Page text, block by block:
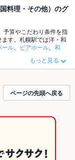
料理・その他）のグ
予算やこだわり条件を指
す。札幌駅では洋・和
ール ビアホール
和
すめ料理など、お店の最
便利なネット予約が使え
用ください。
もっと見る
ページの先頭へ戻る